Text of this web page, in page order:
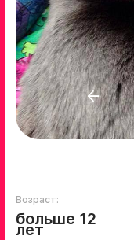
Возраст:
больше 12
лет